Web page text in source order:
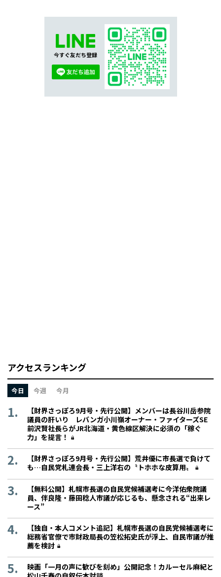
今すぐ友だち登録
アクセスランキング
今日 今週 今月
【財界さっぽろ9月号・先行公開】メンバーは長谷川岳参院
議員の肝いり レバンガ小川嶺オーナー・ファイターズSE
前沢賢社長らがJR北海道・黄色線区解決に必須の「稼ぐ
力」を提言！
【財界さっぽろ9月号・先行公開】荒井優に市長選で負けて
も…自民党札連会長・三上洋右の〝トホホな皮算用〟
【無料公開】札幌市長選の自民党候補選考に今洋佑衆院議
員、伴良隆・藤田稔人市議が応じるも、懸念される“出来レ
ース”
【独自・本人コメント追記】札幌市長選の自民党候補選考に
総務省官僚で市財政局長の笠松拓史氏が浮上、自民市議が推
薦を検討
映画「一月の声に歓びを刻め」公開記念！カルーセル麻紀と